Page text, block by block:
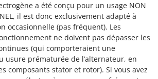
a été conçu pour un usage NON
il est donc exclusivement adapté à
occasionnelle (pas fréquent). Les
ne doivent pas dépasser les
(qui comporteraient une
usure prématurée de l’alternateur, en
composants stator et rotor). Si vous avez